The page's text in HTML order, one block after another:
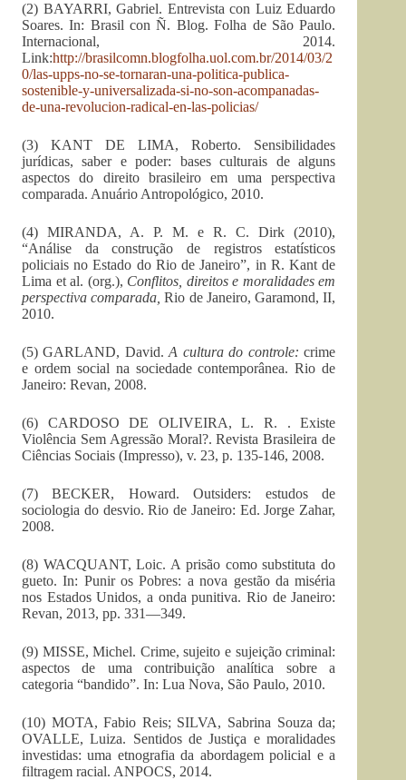
(2) BAYARRI, Gabriel. Entrevista con Luiz Eduardo
Soares. In: Brasil con Ñ. Blog. Folha de São Paulo.
Internacional, 2014.
Link:http://brasilcomn.blogfolha.uol.com.br/2014/03/2
0/las-upps-no-se-tornaran-una-politica-publica-
sostenible-y-universalizada-si-no-son-acompanadas-
de-una-revolucion-radical-en-las-policias/
(3) KANT DE LIMA, Roberto. Sensibilidades
jurídicas, saber e poder: bases culturais de alguns
aspectos do direito brasileiro em uma perspectiva
comparada. Anuário Antropológico, 2010.
(4) MIRANDA, A. P. M. e R. C. Dirk (2010),
“Análise da construção de registros estatísticos
policiais no Estado do Rio de Janeiro”, in R. Kant de
Lima et al. (org.), Conflitos, direitos e moralidades em
perspectiva comparada,Rio de Janeiro, Garamond, II,
2010.
(5) GARLAND, David.A cultura do controle:crime
e ordem social na sociedade contemporânea. Rio de
Janeiro: Revan, 2008.
(6) CARDOSO DE OLIVEIRA, L. R. . Existe
Violência Sem Agressão Moral?. Revista Brasileira de
Ciências Sociais (Impresso), v. 23, p. 135-146, 2008.
(7) BECKER, Howard. Outsiders: estudos de
sociologia do desvio. Rio de Janeiro: Ed. Jorge Zahar,
2008.
(8) WACQUANT, Loic. A prisão como substituta do
gueto. In: Punir os Pobres: a nova gestão da miséria
nos Estados Unidos, a onda punitiva. Rio de Janeiro:
Revan, 2013, pp. 331—349.
(9) MISSE, Michel. Crime, sujeito e sujeição criminal:
aspectos de uma contribuição analítica sobre a
categoria “bandido”. In: Lua Nova, São Paulo, 2010.
(10) MOTA, Fabio Reis; SILVA, Sabrina Souza da;
OVALLE, Luiza. Sentidos de Justiça e moralidades
investidas: uma etnografia da abordagem policial e a
filtragem racial. ANPOCS, 2014.